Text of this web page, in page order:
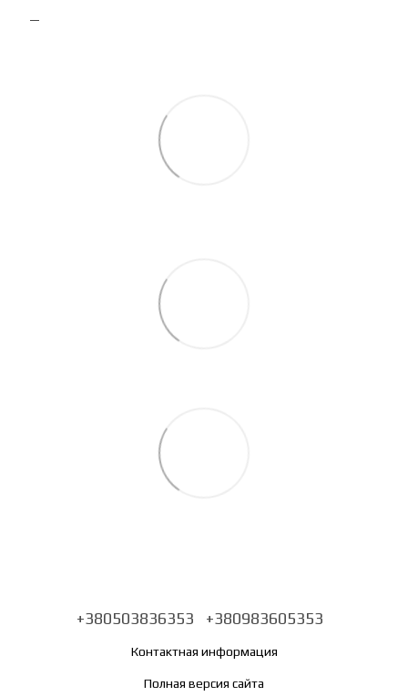
+380503836353 +380983605353
Контактная информация
Полная версия сайта